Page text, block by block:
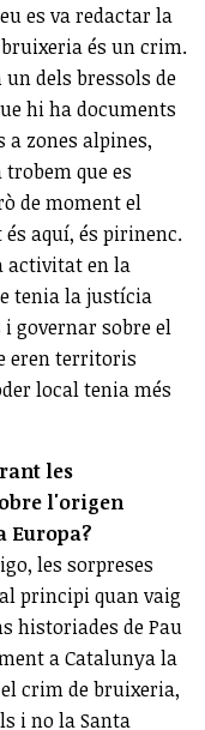
es va redactar la
és un crim.
dels bressols de
hi ha documents
zones alpines,
que es
de moment el
aquí, és pirinenc.
activitat en la
tenia la justícia
governar sobre el
eren territoris
local tenia més
les
l'origen
Europa?
les sorpreses
principi quan vaig
historiades de Pau
a Catalunya la
crim de bruixeria,
i no la Santa